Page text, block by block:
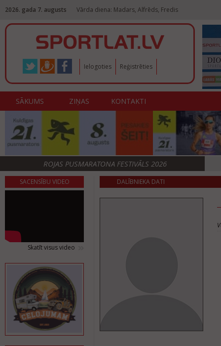
2026. gada 7. augusts Vārda diena: Madars, Alfrēds, Fredis
Ielogoties Reģistrēties
SĀKUMS ZIŅAS KONTAKTI
ROJAS PUSMARATONA FESTIVĀLS 2026
SACENSĪBU VIDEO
Skatīt visus video
DALĪBNIEKA DATI